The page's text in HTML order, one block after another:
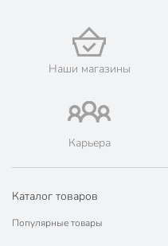
🛍 Скидки, акции,
📜 Только
Порядок - официальный
марок.
Наши магазины
Карьера
Каталог товаров
Популярные товары